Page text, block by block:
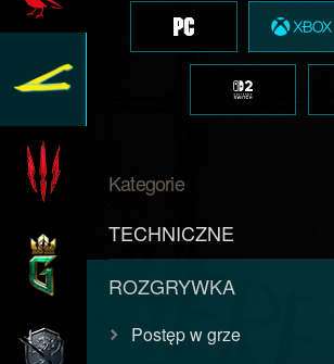
Kategorie
TECHNICZNE
ROZGRYWKA
Postęp w grze